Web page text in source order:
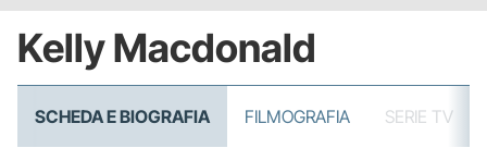
Kelly Macdonald
SCHEDA E BIOGRAFIA FILMOGRAFIA SERIE TV